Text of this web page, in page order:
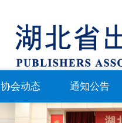
协会动态 通知公告